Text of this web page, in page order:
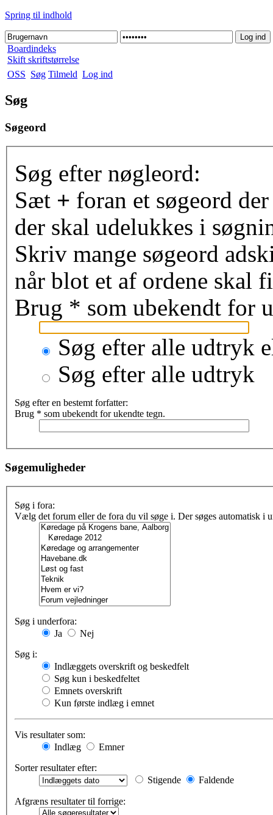
Spring til indhold
Boardindeks
Skift skriftstørrelse
OSS Søg Tilmeld Log ind
Søg
Søgeord
Søg efter nøgleord:
Sæt + foran et søgeord
der skal udelukkes i
Skriv mange søgeord
når blot et af ordene skal
Brug * som ubekendt for
Søg efter alle udtryk
Søg efter alle udtryk
Søg efter en bestemt forfatter:
Brug * som ubekendt for ukendte tegn.
Søgemuligheder
Søg i fora:
Vælg det forum eller de fora du vil søge i. Der søges automatisk i
Søg i underfora:
Ja
Nej
Søg i:
Indlæggets overskrift og beskedfelt
Søg kun i beskedfeltet
Emnets overskrift
Kun første indlæg i emnet
Vis resultater som:
Indlæg
Emner
Sorter resultater efter:
Stigende
Faldende
Afgræns resultater til forrige: